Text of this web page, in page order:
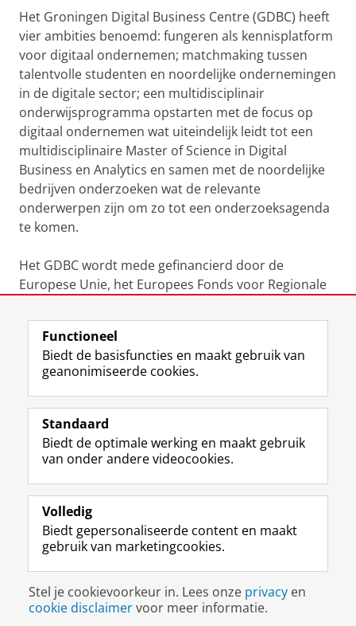
Het Groningen Digital Business Centre (GDBC) heeft
vier ambities benoemd: fungeren als kennisplatform
voor digitaal ondernemen; matchmaking tussen
talentvolle studenten en noordelijke ondernemingen
in de digitale sector; een multidisciplinair
onderwijsprogramma opstarten met de focus op
digitaal ondernemen wat uiteindelijk leidt tot een
multidisciplinaire Master of Science in Digital
Business en Analytics en samen met de noordelijke
bedrijven onderzoeken wat de relevante
onderwerpen zijn om zo tot een onderzoeksagenda
te komen.
Het GDBC wordt mede gefinancierd door de
Europese Unie, het Europees Fonds voor Regionale
Nederland, de gemeente Groningen, de provincie
Groningen en andere betrokkken partijen en
partners. Lees meer over de partners en sponsoren
van het GDBC.
Laatst gewijzigd:
View this page in:English
i
d
I
Disclaimer & Copyright
Inloggen
Functioneel
Biedt de basisfuncties en maakt gebruik van
geanonimiseerde cookies.
Standaard
Biedt de optimale werking en maakt gebruik
van onder andere videocookies.
Volledig
Biedt gepersonaliseerde content en maakt
gebruik van marketingcookies.
Stel je cookievoorkeur in. Lees onze privacy en
cookie disclaimervoor meer informatie.